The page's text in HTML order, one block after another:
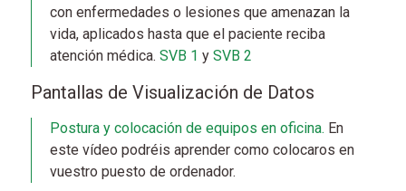
con enfermedades o lesiones que amenazan la
vida, aplicados hasta que el paciente reciba
atención médica. SVB 1 y SVB 2
Pantallas de Visualización de Datos
Postura y colocación de equipos en oficina. En
este vídeo podréis aprender como colocaros en
vuestro puesto de ordenador.